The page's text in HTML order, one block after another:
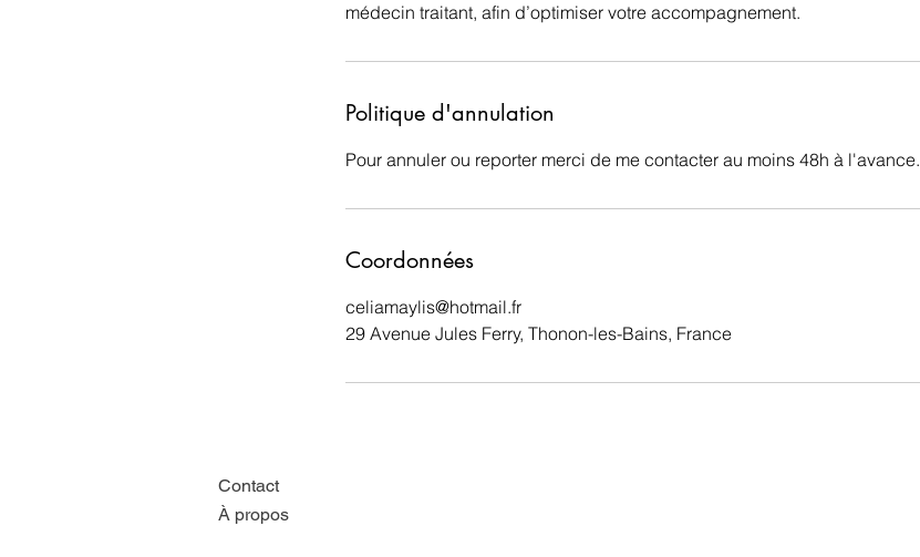
médecin traitant, afin d’optimiser votre accompagnement.
Politique d'annulation
Pour annuler ou reporter merci de me contacter au moins 48h à l'avance.
Coordonnées
celiamaylis@hotmail.fr
29 Avenue Jules Ferry, Thonon-les-Bains, France
Contact
À propos